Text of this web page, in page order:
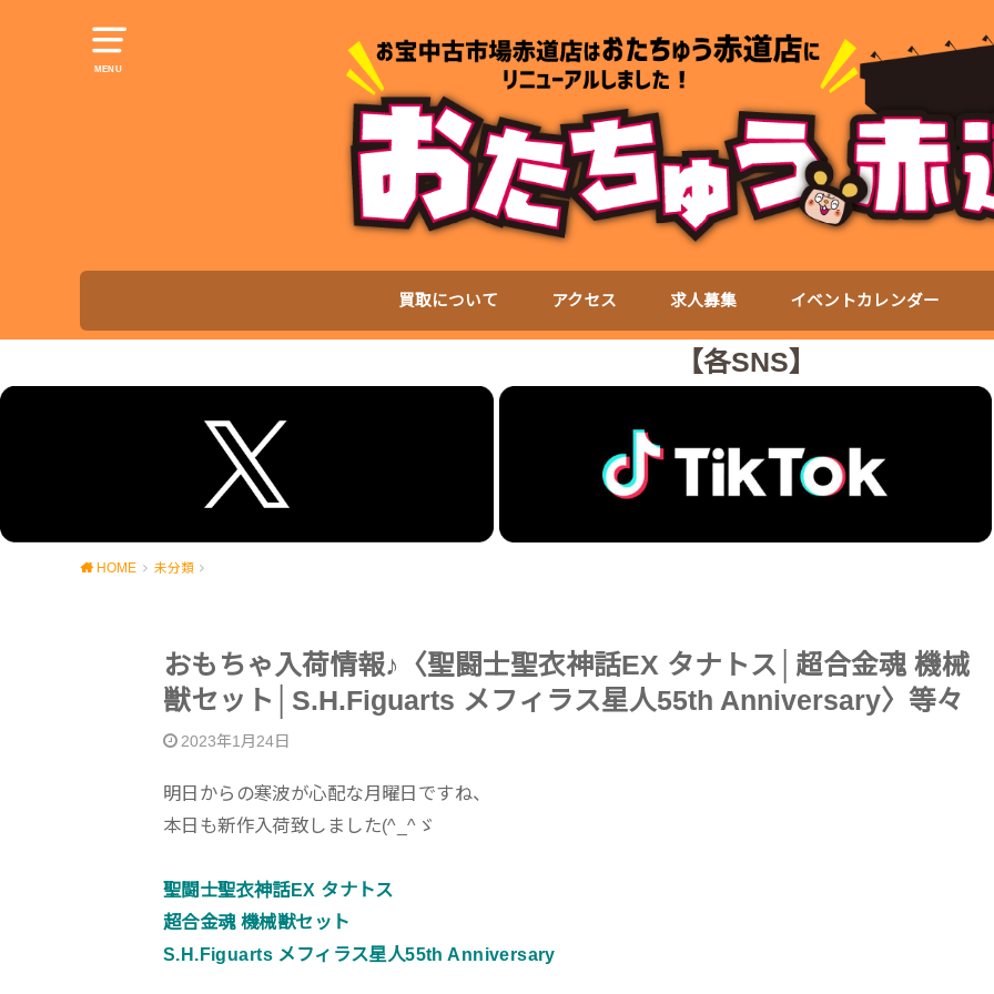
MENU
買取について アクセス 求人募集 イベントカレンダー
【各SNS】
HOME 未分類
おもちゃ入荷情報♪〈聖闘士聖衣神話EX タナトス│超合金魂 機械
獣セット│S.H.Figuarts メフィラス星人55th Anniversary〉等々
2023年1月24日
明日からの寒波が心配な月曜日ですね、
本日も新作入荷致しました(^_^ゞ
聖闘士聖衣神話EX タナトス
超合金魂 機械獣セット
S.H.Figuarts メフィラス星人55th Anniversary